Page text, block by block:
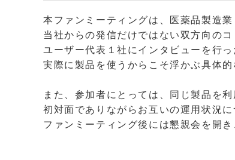
本ファンミーティングは、医薬品製造
当社からの発信だけではない双方向の
ユーザー代表１社にインタビューを行
実際に製品を使うからこそ浮かぶ具体的
また、参加者にとっては、同じ製品を
初対面でありながらお互いの運用状況
ファンミーティング後には懇親会を開